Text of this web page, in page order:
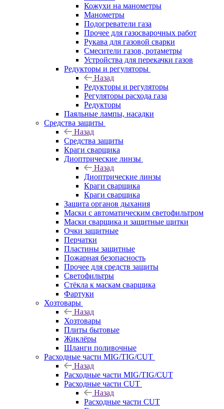
Кожухи на манометры
Манометры
Подогреватели газа
Прочее для газосварочных работ
Рукава для газовой сварки
Смесители газов, ротаметры
Устройства для перекачки газов
Редукторы и регуляторы
Назад
Редукторы и регуляторы
Регуляторы расхода газа
Редукторы
Паяльные лампы, насадки
Средства защиты
Назад
Средства защиты
Краги сварщика
Диоптрические линзы
Назад
Диоптрические линзы
Краги сварщика
Краги сварщика
Защита органов дыхания
Маски с автоматическим светофильтром
Маски сварщика и защитные щитки
Очки защитные
Перчатки
Пластины защитные
Пожарная безопасность
Прочее для средств защиты
Светофильтры
Стёкла к маскам сварщика
Фартуки
Хозтовары
Назад
Хозтовары
Плиты бытовые
Жиклёры
Шланги поливочные
Расходные части MIG/TIG/CUT
Назад
Расходные части MIG/TIG/CUT
Расходные части CUT
Назад
Расходные части CUT